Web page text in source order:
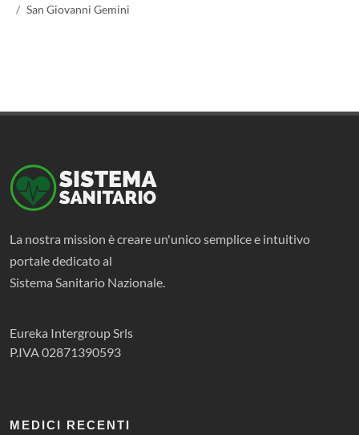
San Giovanni Gemini
La nostra mission è creare un'unico semplice e intuitivo
portale dedicato al
Sistema Sanitario Nazionale.
Eureka Intergroup Srls
P.IVA 02871390593
MEDICI RECENTI